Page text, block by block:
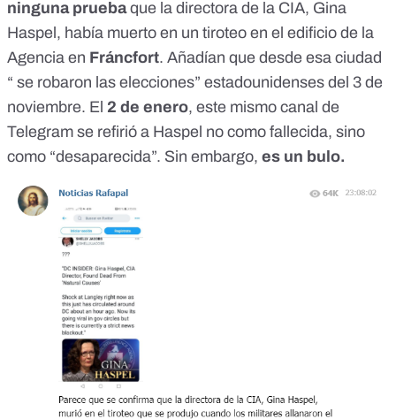
ninguna pruebaque la directora de la CIA, Gina
Haspel, había muerto en un tiroteo en el edificio de la
Agencia en Fráncfort. Añadían que desde esa ciudad
“ se robaron las elecciones” estadounidenses del 3 de
noviembre. El 2 de enero, este mismo canal de
Telegram se refirió a Haspel no como fallecida, sino
como “desaparecida”. Sin embargo, es un bulo.